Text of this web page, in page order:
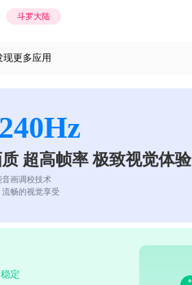
斗罗大陆
更多应用
超高帧率 极致视觉体验
画调校技术
畅的视觉享受
稳定